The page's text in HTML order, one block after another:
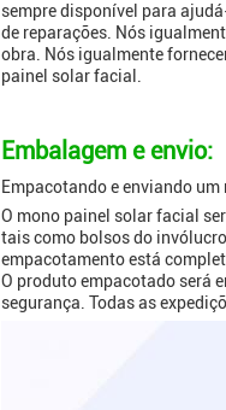
sempre disponível para
de reparações. Nós
obra. Nós igualmente
painel solar facial.
Embalagem e envio:
Empacotando e enviando
O mono painel solar facial
tais como bolsos do
empacotamento está
O produto empacotado será
segurança. Todas as